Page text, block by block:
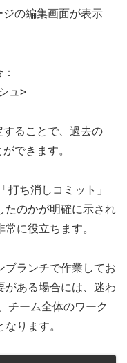
の編集画面が表示
ュ>
ることで、過去の
できます。
打ち消しコミット」
たのかが明確に示され
に役立ちます。
ブランチで作業してお
がある場合には、迷わ
チーム全体のワーク
ります。